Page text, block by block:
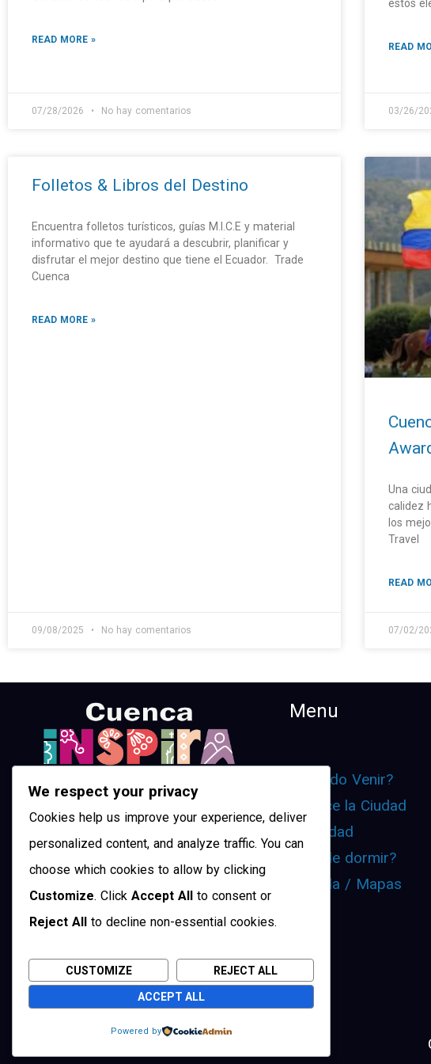
READ MORE »
07/28/2026 No hay comentarios
estos
READ
03/26/
Folletos & Libros del Destino
Encuentra folletos turísticos, guías M.I.C.E y material
informativo que te ayudará a descubrir, planificar y
disfrutar el mejor destino que tiene el Ecuador. Trade
Cuenca
READ MORE »
09/08/2025 No hay comentarios
Una
calidez
los
Travel
READ
07/02/
Menu
¿Cuando Venir?
Conoce la Ciudad
Movilidad
¿Dónde dormir?
Agenda / Mapas
We respect your privacy
Cookies help us improve your experience, deliver
personalized content, and analyze traffic. You can
choose which cookies to allow by clicking
Customize. Click Accept All to consent or
Reject All to decline non-essential cookies.
CUSTOMIZE REJECT ALL
ACCEPT ALL
Powered by